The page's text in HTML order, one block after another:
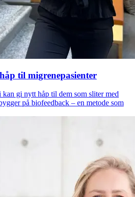
til migrenepasienter
gi nytt håp til dem som sliter med
på biofeedback – en metode som